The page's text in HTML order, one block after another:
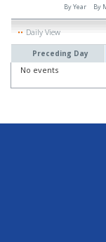
By Year By
Daily View
Preceding Day
No events